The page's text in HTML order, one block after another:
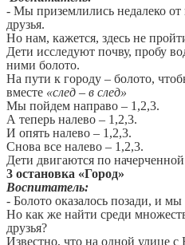
- Мы приземлились недалеко от
друзья.
Но нам, кажется, здесь не
Дети исследуют почву, пробу
ними болото.
На пути к городу – болото,
вместе «след – в след»
Мы пойдем направо – 1,2,3.
А теперь налево – 1,2,3.
И опять налево – 1,2,3.
Снова все налево – 1,2,3.
Дети двигаются по
3 остановка «Город»
Воспитатель:
- Болото оказалось позади, и мы
Но как же найти среди
друзья?
Известно, что на одной улице